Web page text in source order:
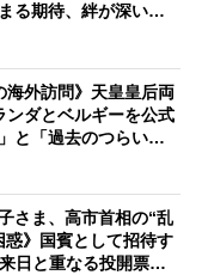
る期待、絆が深い両
イミング 2002年の
海外訪問》天皇皇后両
ンダとベルギーを公式
と「過去のつらい経
さまを繋ぐ“深い絆と
さま、高市首相の“乱
惑》国賓として招待す
日と重なる投開票日